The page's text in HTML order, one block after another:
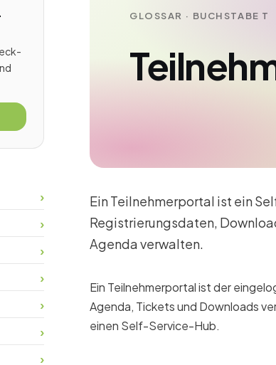
GLOSSAR · BUCHSTABE T
Ein Teilnehmerportal ist ein
Registrierungsdaten,
Agenda verwalten.
Ein Teilnehmerportal ist der
Agenda, Tickets und Downloads
einen Self-Service-Hub.